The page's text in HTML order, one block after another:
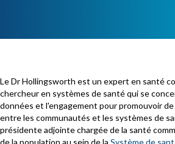
Le Dr Hollingsworth est un expert en santé
chercheur en systèmes de santé qui se
données et l'engagement pour promouvoir
entre les communautés et les systèmes de
présidente adjointe chargée de la santé